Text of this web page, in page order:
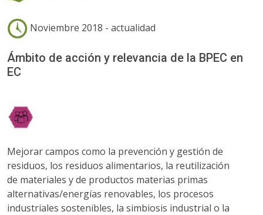
Noviembre 2018 - actualidad
Ámbito de acción y relevancia de la BPEC en
EC
Mejorar campos como la prevención y gestión de
residuos, los residuos alimentarios, la reutilización
de materiales y de productos materias primas
alternativas/energías renovables, los procesos
industriales sostenibles, la simbiosis industrial o la